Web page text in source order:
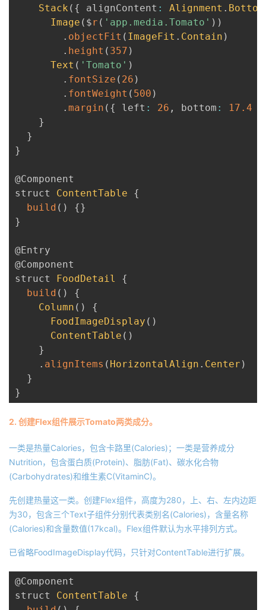
Stack ( { alignContent : Alignment .
Image ( $r ( 'app.media.Tomato' ) )
. objectFit ( ImageFit . Contain )
. height ( 357 )
Text ( 'Tomato' )
. fontSize ( 26 )
. fontWeight ( 500 )
. margin ( { left : 26 , bottom : 17.4
}
}
}
@Component
struct ContentTable
{
build ( ) {}
}
@Entry
@Component
struct FoodDetail
{
build ( )
{
Column ( )
{
FoodImageDisplay ( )
ContentTable ( )
}
. alignItems ( HorizontalAlign . Center )
}
}
2. 创建Flex组件展示Tomato两类成分。
一类是热量Calories，包含卡路里(Calories)；一类是营养成分
Nutrition，包含蛋白质(Protein)、脂肪(Fat)、碳水化合物
(Carbohydrates)和维生素C(VitaminC)。
先创建热量这一类。创建Flex组件，高度为280，上、右、左内边距
为30，包含三个Text子组件分别代表类别名(Calories)，含量名称
(Calories)和含量数值(17kcal)。Flex组件默认为水平排列方式。
已省略FoodImageDisplay代码，只针对ContentTable进行扩展。
@Component
struct ContentTable
{